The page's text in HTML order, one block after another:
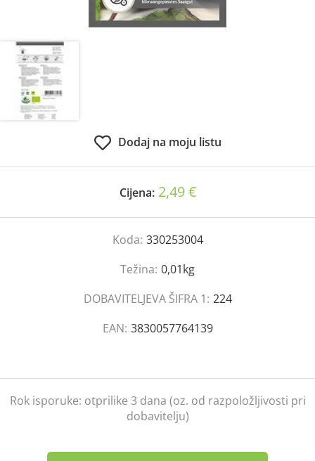
Dodaj na moju listu
Cijena: 2,49 €
Koda: 330253004
Težina: 0,01kg
DOBAVITELJEVA ŠIFRA 1: 224
EAN: 3830057764139
Rok isporuke: otprilike 3 dana (oz. od razpoložljivosti pri
dobavitelju)